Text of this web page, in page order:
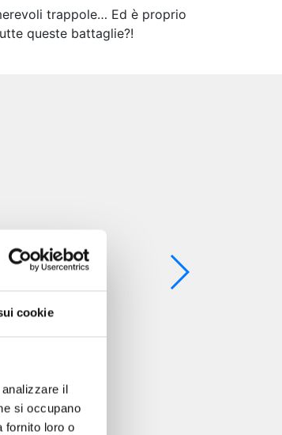
cookie
il
si occupano
fornito loro o
trappole… Ed è proprio
queste battaglie?!